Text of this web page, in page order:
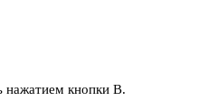
нажатием кнопки В.